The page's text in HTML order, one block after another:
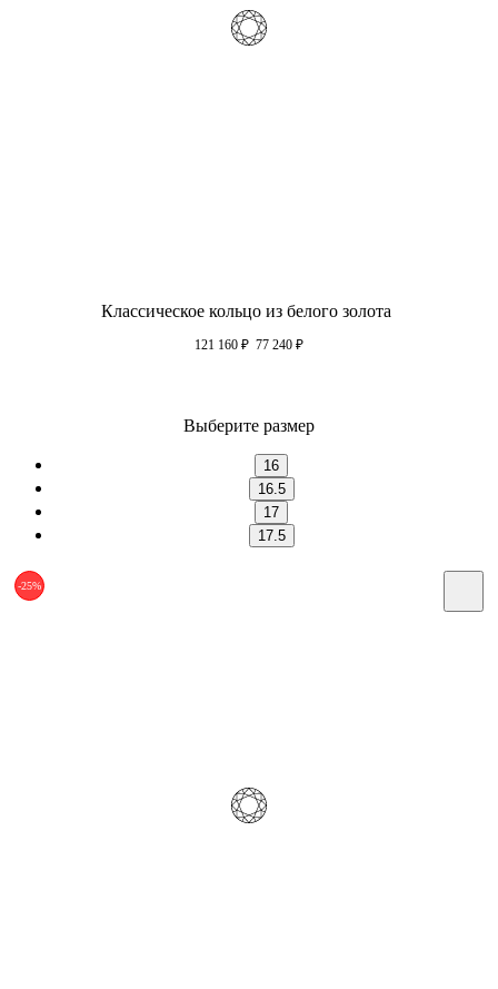
Классическое кольцо из белого золота
121 160 ₽ 77 240 ₽
Выберите размер
16
16.5
17
17.5
-25%